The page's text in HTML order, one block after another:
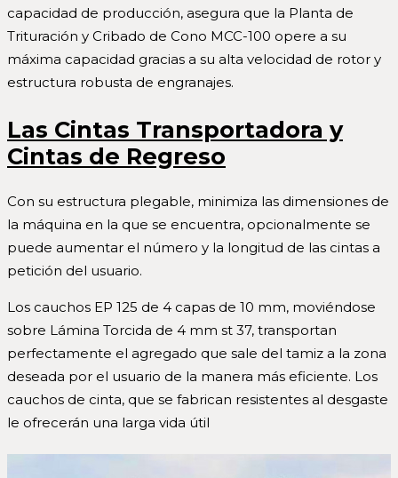
capacidad de producción, asegura que la Planta de
Trituración y Cribado de Cono MCC-100 opere a su
máxima capacidad gracias a su alta velocidad de rotor y
estructura robusta de engranajes.
Las Cintas Transportadora y
Cintas de Regreso
Con su estructura plegable, minimiza las dimensiones de
la máquina en la que se encuentra, opcionalmente se
puede aumentar el número y la longitud de las cintas a
petición del usuario.
Los cauchos EP 125 de 4 capas de 10 mm, moviéndose
sobre Lámina Torcida de 4 mm st 37, transportan
perfectamente el agregado que sale del tamiz a la zona
deseada por el usuario de la manera más eficiente. Los
cauchos de cinta, que se fabrican resistentes al desgaste
le ofrecerán una larga vida útil